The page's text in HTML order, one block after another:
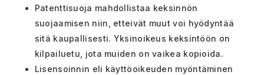
Patenttisuoja mahdollistaa keksinnön
suojaamisen niin, etteivät muut voi hyödyntää
sitä kaupallisesti. Yksinoikeus keksintöön on
kilpailuetu, jota muiden on vaikea kopioida.
Lisensoinnin eli käyttöoikeuden myöntäminen